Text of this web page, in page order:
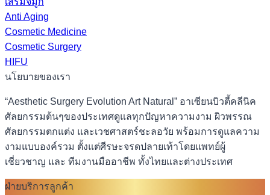
Anti Aging
Cosmetic Medicine
Cosmetic Surgery
HIFU
นโยบายของเรา
“Aesthetic Surgery Evolution Art Natural” อาเซียนบิวตี้คลีนิค
ศัลยกรรมต้นๆของประเทศดูแลทุกปัญหาความงาม ผิวพรรณ
ศัลยกรรมตกแต่ง และเวชศาสตร์ชะลอวัย พร้อมการดูแลความ
งามแบบองค์รวม ตั้งแต่ศีรษะจรดปลายเท้าโดยแพทย์ผู้
เชี่ยวชาญ และ ทีมงานมืออาชีพ ทั้งไทยและต่างประเทศ
ฝ่ายบริการลูกค้า